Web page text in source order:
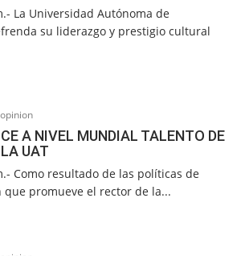
La Universidad Autónoma de
su liderazgo y prestigio cultural
A NIVEL MUNDIAL TALENTO DE
UAT
Como resultado de las políticas de
promueve el rector de la...